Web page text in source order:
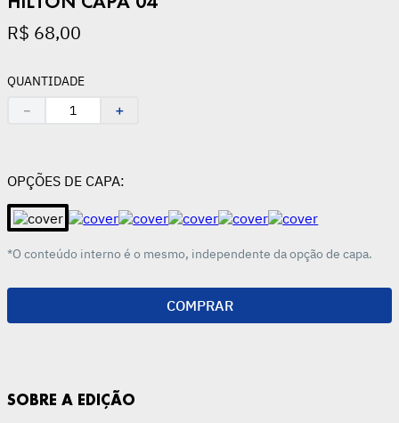
R$ 68,00
QUANTIDADE
＋
－
OPÇÕES DE CAPA:
*O conteúdo interno é o mesmo, independente da opção de capa.
COMPRAR
SOBRE A EDIÇÃO